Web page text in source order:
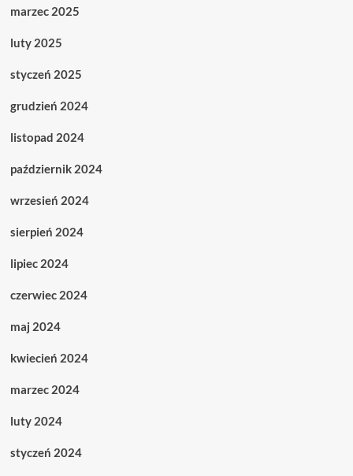
marzec 2025
luty 2025
styczeń 2025
grudzień 2024
listopad 2024
październik 2024
wrzesień 2024
sierpień 2024
lipiec 2024
czerwiec 2024
maj 2024
kwiecień 2024
marzec 2024
luty 2024
styczeń 2024